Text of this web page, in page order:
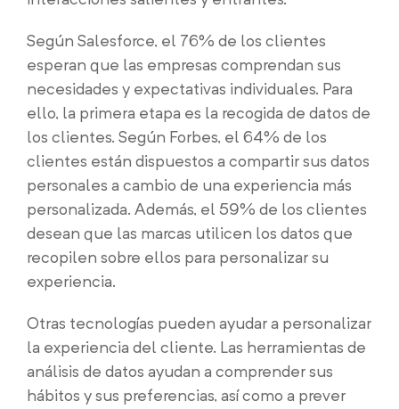
Según Salesforce, el 76% de los clientes
esperan que las empresas comprendan sus
necesidades y expectativas individuales. Para
ello, la primera etapa es la recogida de datos de
los clientes. Según Forbes, el 64% de los
clientes están dispuestos a compartir sus datos
personales a cambio de una experiencia más
personalizada. Además, el 59% de los clientes
desean que las marcas utilicen los datos que
recopilen sobre ellos para personalizar su
experiencia.
Otras tecnologías pueden ayudar a personalizar
la experiencia del cliente. Las herramientas de
análisis de datos ayudan a comprender sus
hábitos y sus preferencias, así como a prever